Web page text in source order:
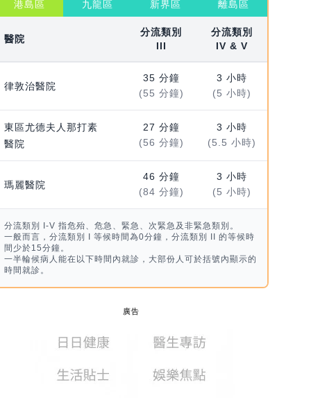
港島區 九龍區 新界區 離島區
醫院
分流類別
III
分流類別
IV & V
律敦治醫院
35 分鐘
(55 分鐘)
3 小時
(5 小時)
東區尤德夫人那打素
醫院
27 分鐘
(56 分鐘)
3 小時
(5.5 小時)
瑪麗醫院
46 分鐘
(84 分鐘)
3 小時
(5 小時)
分流類別 I-V 指危殆、危急、緊急、次緊急及非緊急類別。
一般而言，分流類別 I 等候時間為0分鐘，分流類別 II 的等候時
間少於15分鐘。
一半輪候病人能在以下時間內就診，大部份人可於括號內顯示的
時間就診。
廣告